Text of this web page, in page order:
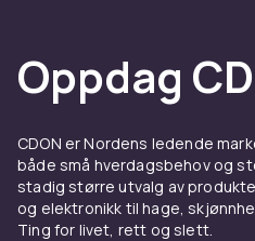
Oppdag
CDON er Nordens ledende
både små hverdagsbehov og
stadig større utvalg av
og elektronikk til hage,
Ting for livet, rett og slett.